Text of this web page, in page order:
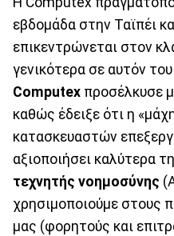
εβδομάδα στην Ταϊπέι
επικεντρώνεται στον
γενικότερα σε αυτόν
Computex προσέλκυσε
καθώς έδειξε ότι η
κατασκευαστών
αξιοποιήσει καλύτερα
τεχνητής νοημοσύνης
χρησιμοποιούμε στους
μας (φορητούς και